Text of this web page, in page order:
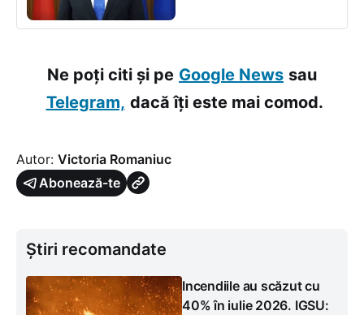
Ne poți citi și pe Google News sau
Telegram, dacă îți este mai comod.
Autor: Victoria Romaniuc
Abonează-te
Știri recomandate
Incendiile au scăzut cu
40% în iulie 2026. IGSU: